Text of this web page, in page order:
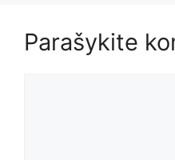
Parašykite